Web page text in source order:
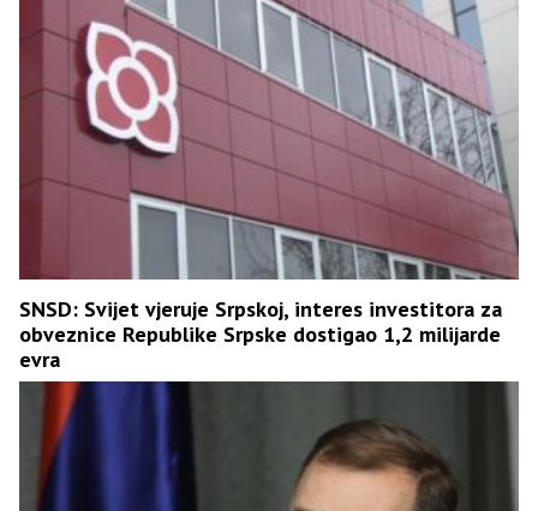
SNSD: Svijet vjeruje Srpskoj, interes investitora za
obveznice Republike Srpske dostigao 1,2 milijarde
evra